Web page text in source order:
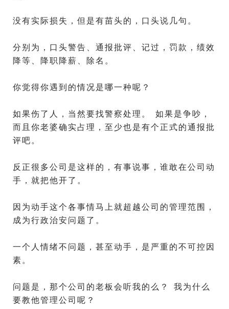
没有实际损失，但是有苗头的，口头说几句。
分别为，口头警告、通报批评、记过，罚款，绩效
降等、降职降薪、除名。
你觉得你遇到的情况是哪一种呢？
如果伤了人，当然要找警察处理。 如果是争吵，
而且你老婆确实占理，至少也是有个正式的通报批
评吧。
反正很多公司是这样的，有事说事，谁敢在公司动
手，就把他开了。
因为动手这个各事情马上就超越公司的管理范围，
成为行政治安问题了。
一个人情绪不问题，甚至动手，是严重的不可控因
素。
问题是，那个公司的老板会听我的么？ 我为什么
要教他管理公司呢？